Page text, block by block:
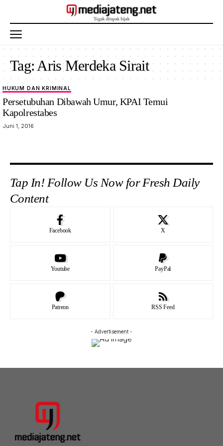
Tag: Aris Merdeka Sirait
HUKUM DAN KRIMINAL
Persetubuhan Dibawah Umur, KPAI Temui
Kapolrestabes
Juni 1, 2016
Tap In! Follow Us Now for Fresh Daily
Content
Facebook X
Youtube PayPal
Patreon RSS Feed
- Advertisement -